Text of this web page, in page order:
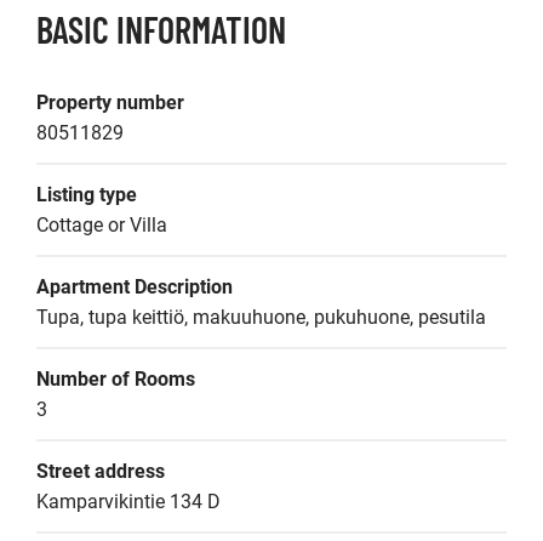
BASIC INFORMATION
Property number
80511829
Listing type
Cottage or Villa
Apartment Description
Tupa, tupa keittiö, makuuhuone, pukuhuone, pesutila
Number of Rooms
3
Street address
Kamparvikintie 134 D